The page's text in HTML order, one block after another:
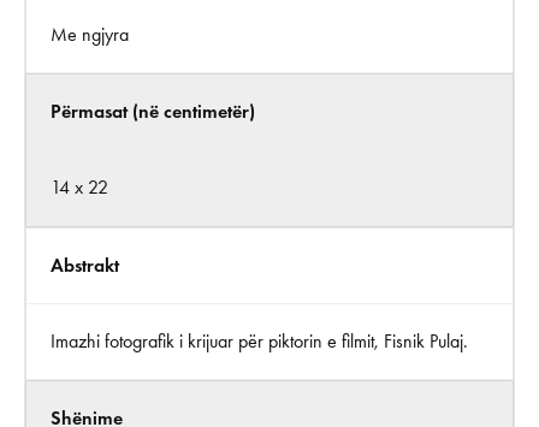
Me ngjyra
Përmasat (në centimetër)
14 x 22
Abstrakt
Imazhi fotografik i krijuar për piktorin e filmit, Fisnik Pulaj.
Shënime